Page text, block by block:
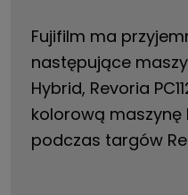
Fujifilm ma
następujące
Hybrid, Revoria
kolorową maszynę
podczas targów